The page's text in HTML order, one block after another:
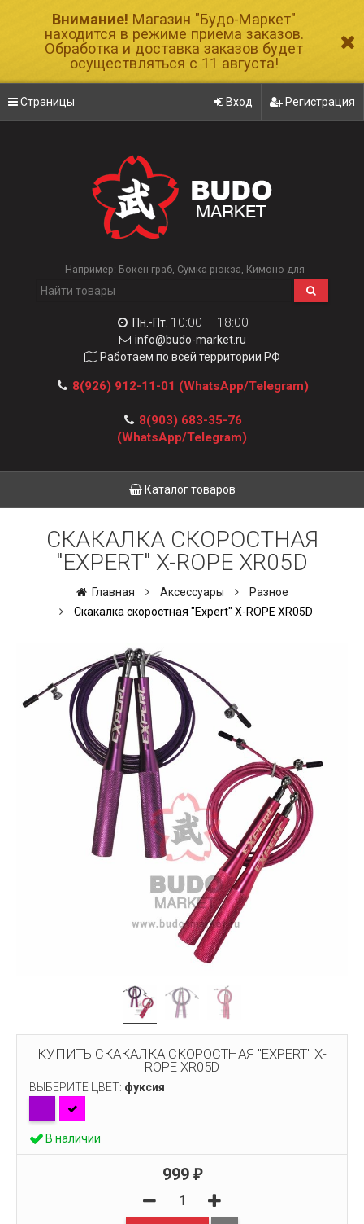
Внимание! Магазин "Будо-Маркет"
находится в режиме приема заказов.
Обработка и доставка заказов будет
осуществляться с 11 августа!
Страницы Вход Регистрация
Например: Бокен граб Сумка-рюкза Кимоно для
Пн.-Пт. 10:00 – 18:00
info@budo-market.ru
Работаем по всей территории РФ
8(926) 912-11-01 (WhatsApp/Telegram)
8(903) 683-35-76
(WhatsApp/Telegram)
Каталог товаров
СКАКАЛКА СКОРОСТНАЯ
"EXPERT" X-ROPE XR05D
Главная Аксессуары
Разное
Скакалка скоростная "Expert" X-ROPE XR05D
КУПИТЬ СКАКАЛКА СКОРОСТНАЯ "EXPERT" X-
ROPE XR05D
ВЫБЕРИТЕ ЦВЕТ: фуксия
В наличии
999 ₽